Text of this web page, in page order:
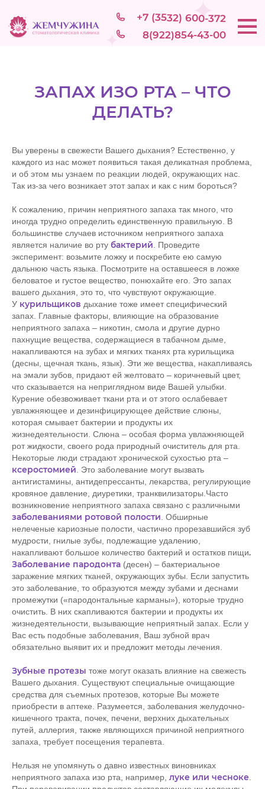
+7 (3532) 600-372
8(922)854-43-00
+7 (3532) 600-372
ЗАПАХ ИЗО РТА – ЧТО
ДЕЛАТЬ?
Вы уверены в свежести Вашего дыхания? Естественно, у
каждого из нас может появиться такая деликатная проблема,
и об этом мы узнаем по реакции людей, окружающих нас.
Так из-за чего возникает этот запах и как с ним бороться?
К сожалению, причин неприятного запаха так много, что
иногда трудно определить единственную правильную. В
большинстве случаев источником неприятного запаха
является наличие во рту бактерий . Проведите
эксперимент: возьмите ложку и поскребите ею самую
дальнюю часть языка. Посмотрите на оставшееся в ложке
беловатое и густое вещество, понюхайте его. Это запах
вашего дыхания, это то, что чувствуют окружающие.
У курильщиков дыхание тоже имеет специфический
запах. Главные факторы, влияющие на образование
неприятного запаха – никотин, смола и другие дурно
пахнущие вещества, содержащиеся в табачном дыме,
накапливаются на зубах и мягких тканях рта курильщика
(десны, щечная ткань, язык). Эти же вещества, накапливаясь
на эмали зубов, придают ей желтовато – коричневый цвет,
что сказывается на неприглядном виде Вашей улыбки.
Курение обезвоживает ткани рта и от этого ослабевает
увлажняющее и дезинфицирующее действие слюны,
которая смывает бактерии и продукты их
жизнедеятельности. Слюна – особая форма увлажняющей
рот жидкости, своего рода природный очиститель для рта.
Некоторые люди страдают хронической сухостью рта –
ксеростомией . Это заболевание могут вызвать
антигистамины, антидепрессанты, лекарства, регулирующие
кровяное давление, диуретики, транквилизаторы.Часто
возникновение неприятного запаха связано с различными
заболеваниями ротовой полости . Обширные
нелеченые кариозные полости, частично прорезавшийся зуб
мудрости, гнилые зубы, подлежащие удалению,
накапливают большое количество бактерий и остатков пищи.
Заболевание пародонта (десен) – бактериальное
заражение мягких тканей, окружающих зубы. Если запустить
это заболевание, то образуются между зубами и деснами
промежутки («пародонтальные карманы»), которые трудно
очистить. В них скапливаются бактерии и продукты их
жизнедеятельности, вызывающие неприятный запах. Если у
Вас есть подобные заболевания, Ваш зубной врач
обязательно выявит их и предложит методы лечения.
Зубные протезы тоже могут оказать влияние на свежесть
Вашего дыхания. Существуют специальные очищающие
средства для съемных протезов, которые Вы можете
приобрести в аптеке. Разумеется, заболевания желудочно-
кишечного тракта, почек, печени, верхних дыхательных
путей, аллергия, также являющихся причиной неприятного
запаха, требует посещения терапевта.
Нельзя не упомянуть о давно известных виновниках
неприятного запаха изо рта, например, луке или чесноке